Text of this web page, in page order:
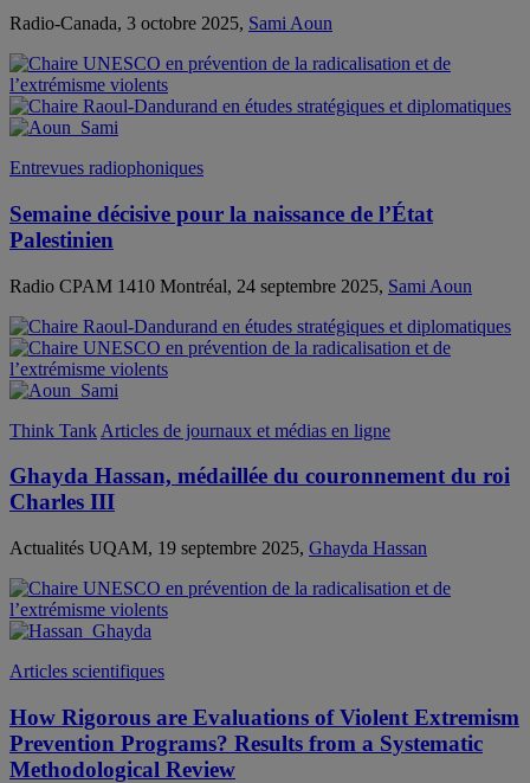
Radio-Canada, 3 octobre 2025, Sami Aoun
Entrevues radiophoniques
Semaine décisive pour la naissance de l’État
Palestinien
Radio CPAM 1410 Montréal, 24 septembre 2025, Sami Aoun
Think Tank Articles de journaux et médias en ligne
Ghayda Hassan, médaillée du couronnement du roi
Charles III
Actualités UQAM, 19 septembre 2025, Ghayda Hassan
Articles scientifiques
How Rigorous are Evaluations of Violent Extremism
Prevention Programs? Results from a Systematic
Methodological Review